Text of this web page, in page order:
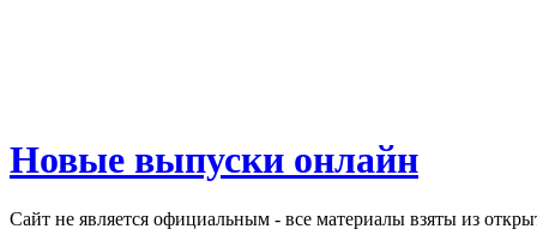
Новые выпуски онлайн
Сайт не является официальным - все материалы взяты из